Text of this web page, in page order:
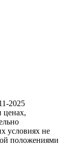
2025
ценах,
условиях не
положениями